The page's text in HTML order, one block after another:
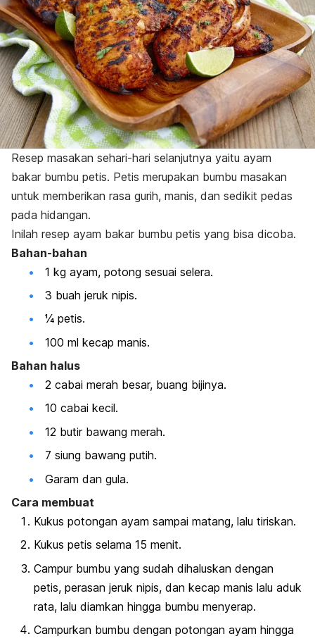
Resep masakan sehari-hari selanjutnya yaitu ayam
bakar bumbu petis. Petis merupakan bumbu masakan
untuk memberikan rasa gurih, manis, dan sedikit pedas
pada hidangan.
Inilah resep ayam bakar bumbu petis yang bisa dicoba.
Bahan-bahan
1 kg ayam, potong sesuai selera.
3 buah jeruk nipis.
¼ petis.
100 ml kecap manis.
Bahan halus
2 cabai merah besar, buang bijinya.
10 cabai kecil.
12 butir bawang merah.
7 siung bawang putih.
Garam dan gula.
Cara membuat
Kukus potongan ayam sampai matang, lalu tiriskan.
Kukus petis selama 15 menit.
Campur bumbu yang sudah dihaluskan dengan
petis, perasan jeruk nipis, dan kecap manis lalu aduk
rata, lalu diamkan hingga bumbu menyerap.
Campurkan bumbu dengan potongan ayam hingga